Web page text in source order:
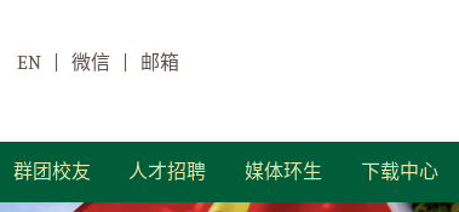
EN 微信 邮箱
群团校友 人才招聘 媒体环生 下载中心